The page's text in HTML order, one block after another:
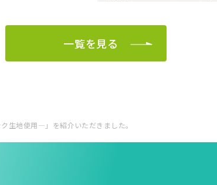
一覧を見る
生地使用―」を紹介いただきました。